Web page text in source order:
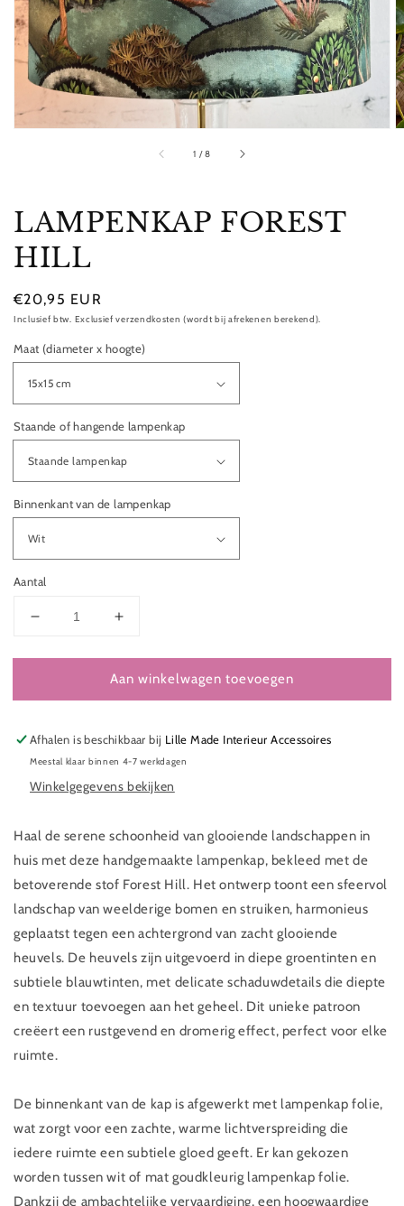
galerieweergave
1 /van
8
LAMPENKAP FOREST
HILL
Normale
prijs
€20,95 EUR
Inclusief btw. Exclusief verzendkosten (wordt bij afrekenen berekend).
Maat (diameter x hoogte)
Staande of hangende lampenkap
Binnenkant van de lampenkap
Aantal
Aantal
voor
LAMPENKAP
FOREST
Aantal
voor
LAMPENKAP
FOREST
Aan winkelwagen toevoegen
Afhalen is beschikbaar bij Lille Made Interieur Accessoires
Meestal klaar binnen 4-7 werkdagen
Winkelgegevens bekijken
Haal de serene schoonheid van glooiende landschappen in
huis met deze handgemaakte lampenkap, bekleed met de
betoverende stof Forest Hill. Het ontwerp toont een sfeervol
landschap van weelderige bomen en struiken, harmonieus
geplaatst tegen een achtergrond van zacht glooiende
heuvels. De heuvels zijn uitgevoerd in diepe groentinten en
subtiele blauwtinten, met delicate schaduwdetails die diepte
en textuur toevoegen aan het geheel. Dit unieke patroon
creëert een rustgevend en dromerig effect, perfect voor elke
ruimte.
De binnenkant van de kap is afgewerkt met lampenkap folie,
wat zorgt voor een zachte, warme lichtverspreiding die
iedere ruimte een subtiele gloed geeft. Er kan gekozen
worden tussen wit of mat goudkleurig lampenkap folie.
Dankzij de ambachtelijke vervaardiging, een hoogwaardige